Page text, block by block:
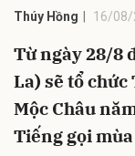
Thúy Hồng 16/08/
Từ ngày 28/8
La) sẽ tổ
Mộc Châu
Tiếng gọi